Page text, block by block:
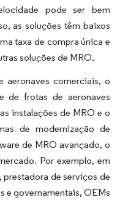
pode ser bem
as soluções têm baixos
taxa de compra única e
soluções de MRO.
aeronaves comerciais, o
de frotas de aeronaves
instalações de MRO e o
de modernização de
de MRO avançado, o
Por exemplo, em
de serviços de
e governamentais, OEMs